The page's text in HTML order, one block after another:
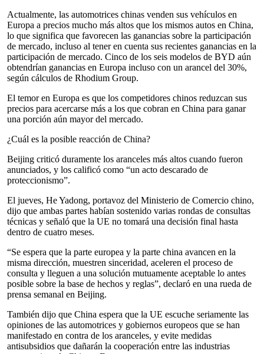
Actualmente, las automotrices chinas venden sus vehículos en
Europa a precios mucho más altos que los mismos autos en China,
lo que significa que favorecen las ganancias sobre la participación
de mercado, incluso al tener en cuenta sus recientes ganancias en la
participación de mercado. Cinco de los seis modelos de BYD aún
obtendrían ganancias en Europa incluso con un arancel del 30%,
según cálculos de Rhodium Group.
El temor en Europa es que los competidores chinos reduzcan sus
precios para acercarse más a los que cobran en China para ganar
una porción aún mayor del mercado.
¿Cuál es la posible reacción de China?
Beijing criticó duramente los aranceles más altos cuando fueron
anunciados, y los calificó como “un acto descarado de
proteccionismo”.
El jueves, He Yadong, portavoz del Ministerio de Comercio chino,
dijo que ambas partes habían sostenido varias rondas de consultas
técnicas y señaló que la UE no tomará una decisión final hasta
dentro de cuatro meses.
“Se espera que la parte europea y la parte china avancen en la
misma dirección, muestren sinceridad, aceleren el proceso de
consulta y lleguen a una solución mutuamente aceptable lo antes
posible sobre la base de hechos y reglas”, declaró en una rueda de
prensa semanal en Beijing.
También dijo que China espera que la UE escuche seriamente las
opiniones de las automotrices y gobiernos europeos que se han
manifestado en contra de los aranceles, y evite medidas
antisubsidios que dañarán la cooperación entre las industrias